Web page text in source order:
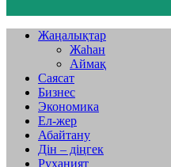
Жаңалықтар
Жаһан
Аймақ
Саясат
Бизнес
Экономика
Ел-жер
Абайтану
Дін – діңгек
Руханият